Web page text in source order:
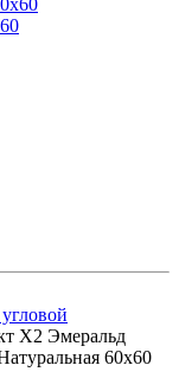
Х2 Эмеральд
60x60